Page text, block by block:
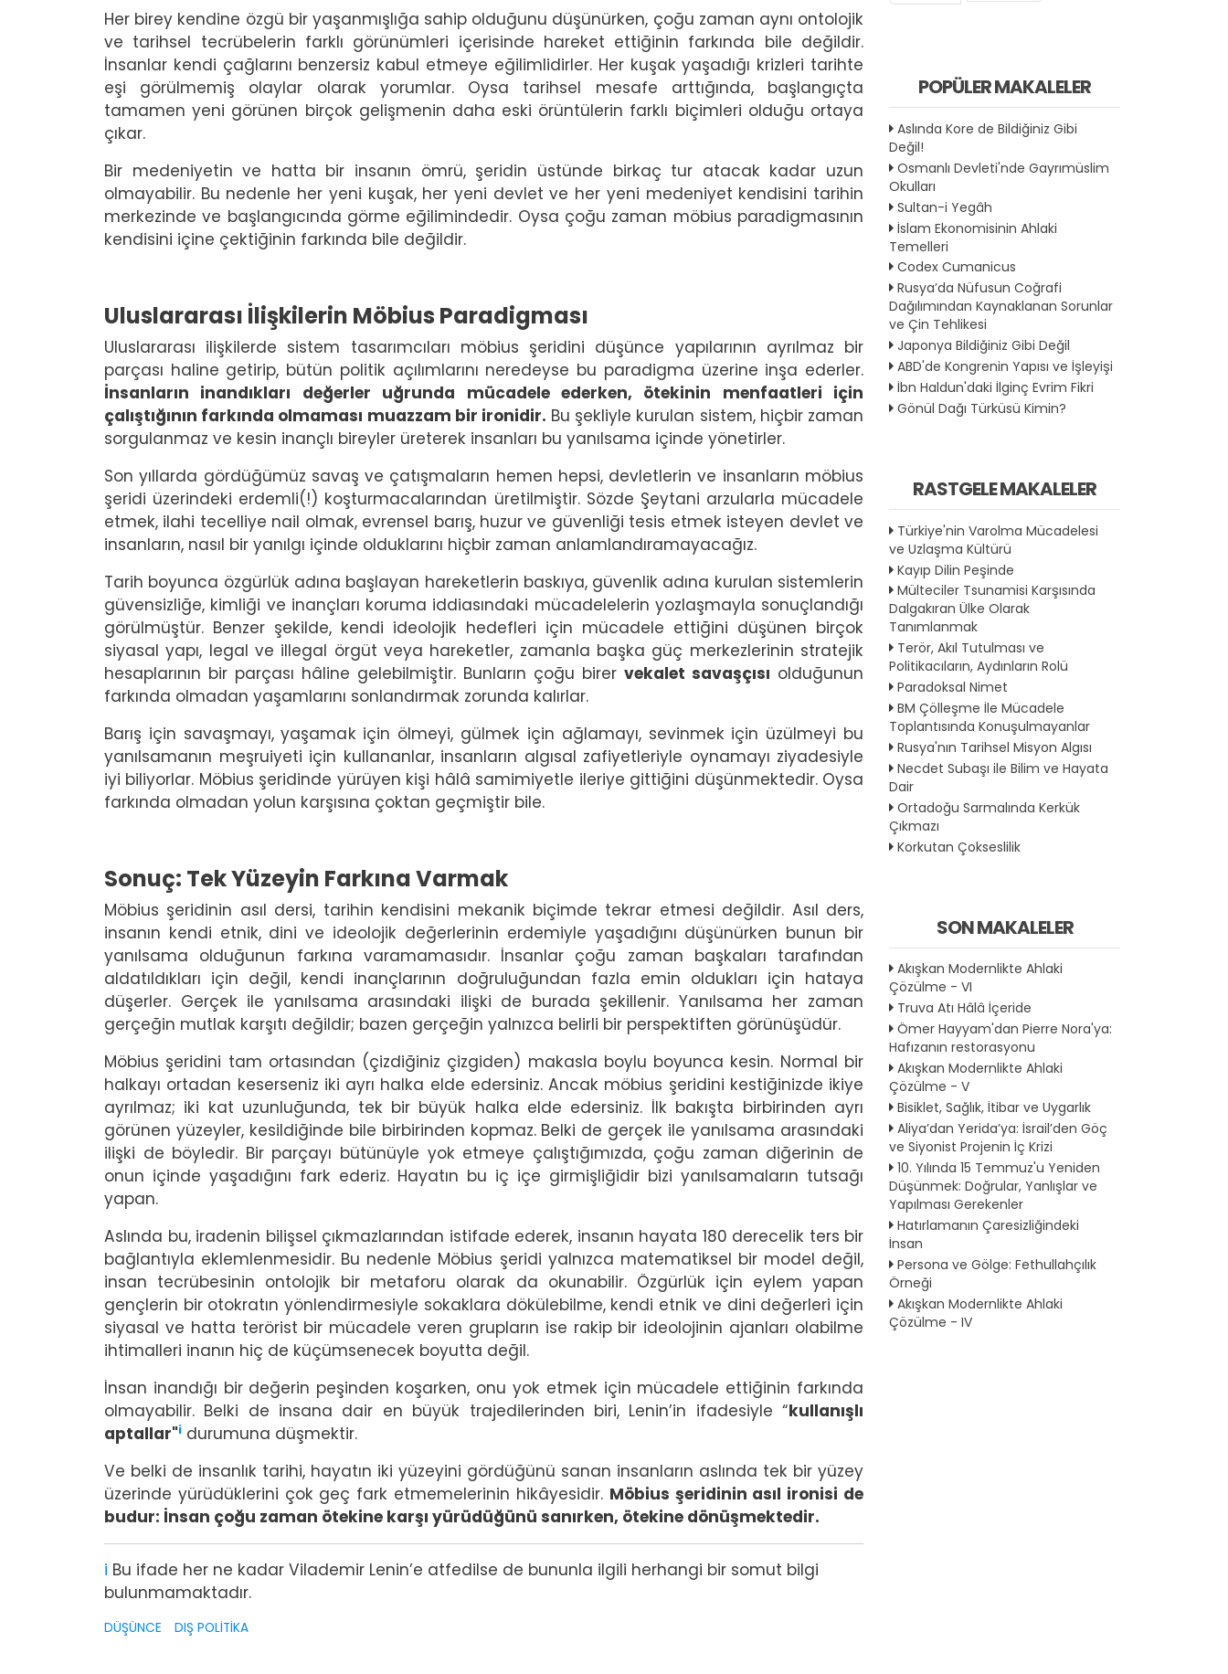
Her birey kendine özgü bir yaşanmışlığa sahip olduğunu düşünürken, çoğu zaman aynı ontolojik
ve tarihsel tecrübelerin farklı görünümleri içerisinde hareket ettiğinin farkında bile değildir.
İnsanlar kendi çağlarını benzersiz kabul etmeye eğilimlidirler. Her kuşak yaşadığı krizleri tarihte
eşi görülmemiş olaylar olarak yorumlar. Oysa tarihsel mesafe arttığında, başlangıçta
tamamen yeni görünen birçok gelişmenin daha eski örüntülerin farklı biçimleri olduğu ortaya
çıkar.
Bir medeniyetin ve hatta bir insanın ömrü, şeridin üstünde birkaç tur atacak kadar uzun
olmayabilir. Bu nedenle her yeni kuşak, her yeni devlet ve her yeni medeniyet kendisini tarihin
merkezinde ve başlangıcında görme eğilimindedir. Oysa çoğu zaman möbius paradigmasının
kendisini içine çektiğinin farkında bile değildir.
Uluslararası İlişkilerin Möbius Paradigması
Uluslararası ilişkilerde sistem tasarımcıları möbius şeridini düşünce yapılarının ayrılmaz bir
parçası haline getirip, bütün politik açılımlarını neredeyse bu paradigma üzerine inşa ederler.
İnsanların inandıkları değerler uğrunda mücadele ederken, ötekinin menfaatleri için
çalıştığının farkında olmaması muazzam bir ironidir. Bu şekliyle kurulan sistem, hiçbir zaman
sorgulanmaz ve kesin inançlı bireyler üreterek insanları bu yanılsama içinde yönetirler.
Son yıllarda gördüğümüz savaş ve çatışmaların hemen hepsi, devletlerin ve insanların möbius
şeridi üzerindeki erdemli(!) koşturmacalarından üretilmiştir. Sözde Şeytani arzularla mücadele
etmek, ilahi tecelliye nail olmak, evrensel barış, huzur ve güvenliği tesis etmek isteyen devlet ve
insanların, nasıl bir yanılgı içinde olduklarını hiçbir zaman anlamlandıramayacağız.
Tarih boyunca özgürlük adına başlayan hareketlerin baskıya, güvenlik adına kurulan sistemlerin
güvensizliğe, kimliği ve inançları koruma iddiasındaki mücadelelerin yozlaşmayla sonuçlandığı
görülmüştür. Benzer şekilde, kendi ideolojik hedefleri için mücadele ettiğini düşünen birçok
siyasal yapı, legal ve illegal örgüt veya hareketler, zamanla başka güç merkezlerinin stratejik
hesaplarının bir parçası hâline gelebilmiştir. Bunların çoğu birer vekalet savaşçısı olduğunun
farkında olmadan yaşamlarını sonlandırmak zorunda kalırlar.
Barış için savaşmayı, yaşamak için ölmeyi, gülmek için ağlamayı, sevinmek için üzülmeyi bu
yanılsamanın meşruiyeti için kullananlar, insanların algısal zafiyetleriyle oynamayı ziyadesiyle
iyi biliyorlar. Möbius şeridinde yürüyen kişi hâlâ samimiyetle ileriye gittiğini düşünmektedir. Oysa
farkında olmadan yolun karşısına çoktan geçmiştir bile.
Sonuç: Tek Yüzeyin Farkına Varmak
Möbius şeridinin asıl dersi, tarihin kendisini mekanik biçimde tekrar etmesi değildir. Asıl ders,
insanın kendi etnik, dini ve ideolojik değerlerinin erdemiyle yaşadığını düşünürken bunun bir
yanılsama olduğunun farkına varamamasıdır. İnsanlar çoğu zaman başkaları tarafından
aldatıldıkları için değil, kendi inançlarının doğruluğundan fazla emin oldukları için hataya
düşerler. Gerçek ile yanılsama arasındaki ilişki de burada şekillenir. Yanılsama her zaman
gerçeğin mutlak karşıtı değildir; bazen gerçeğin yalnızca belirli bir perspektiften görünüşüdür.
Möbius şeridini tam ortasından (çizdiğiniz çizgiden) makasla boylu boyunca kesin. Normal bir
halkayı ortadan keserseniz iki ayrı halka elde edersiniz. Ancak möbius şeridini kestiğinizde ikiye
ayrılmaz; iki kat uzunluğunda, tek bir büyük halka elde edersiniz. İlk bakışta birbirinden ayrı
görünen yüzeyler, kesildiğinde bile birbirinden kopmaz. Belki de gerçek ile yanılsama arasındaki
ilişki de böyledir. Bir parçayı bütünüyle yok etmeye çalıştığımızda, çoğu zaman diğerinin de
onun içinde yaşadığını fark ederiz. Hayatın bu iç içe girmişliğidir bizi yanılsamaların tutsağı
yapan.
Aslında bu, iradenin bilişsel çıkmazlarından istifade ederek, insanın hayata 180 derecelik ters bir
bağlantıyla eklemlenmesidir. Bu nedenle Möbius şeridi yalnızca matematiksel bir model değil,
insan tecrübesinin ontolojik bir metaforu olarak da okunabilir. Özgürlük için eylem yapan
gençlerin bir otokratın yönlendirmesiyle sokaklara dökülebilme, kendi etnik ve dini değerleri için
siyasal ve hatta terörist bir mücadele veren grupların ise rakip bir ideolojinin ajanları olabilme
ihtimalleri inanın hiç de küçümsenecek boyutta değil.
İnsan inandığı bir değerin peşinden koşarken, onu yok etmek için mücadele ettiğinin farkında
olmayabilir. Belki de insana dair en büyük trajedilerinden biri, Lenin’in ifadesiyle “kullanışlı
aptallar"i durumuna düşmektir.
Ve belki de insanlık tarihi, hayatın iki yüzeyini gördüğünü sanan insanların aslında tek bir yüzey
üzerinde yürüdüklerini çok geç fark etmemelerinin hikâyesidir. Möbius şeridinin asıl ironisi de
budur: İnsan çoğu zaman ötekine karşı yürüdüğünü sanırken, ötekine dönüşmektedir.
i Bu ifade her ne kadar Vilademir Lenin’e atfedilse de bununla ilgili herhangi bir somut bilgi
bulunmamaktadır.
DÜŞÜNCE DIŞ POLİTİKA
POPÜLER MAKALELER
Aslında Kore de Bildiğiniz Gibi
Değil!
Osmanlı Devleti'nde Gayrımüslim
Okulları
Sultan-i Yegâh
İslam Ekonomisinin Ahlaki
Temelleri
Codex Cumanicus
Rusya’da Nüfusun Coğrafi
Dağılımından Kaynaklanan Sorunlar
ve Çin Tehlikesi
Japonya Bildiğiniz Gibi Değil
ABD'de Kongrenin Yapısı ve İşleyişi
İbn Haldun'daki İlginç Evrim Fikri
Gönül Dağı Türküsü Kimin?
RASTGELE MAKALELER
Türkiye'nin Varolma Mücadelesi
ve Uzlaşma Kültürü
Kayıp Dilin Peşinde
Mülteciler Tsunamisi Karşısında
Dalgakıran Ülke Olarak
Tanımlanmak
Terör, Akıl Tutulması ve
Politikacıların, Aydınların Rolü
Paradoksal Nimet
BM Çölleşme İle Mücadele
Toplantısında Konuşulmayanlar
Rusya'nın Tarihsel Misyon Algısı
Necdet Subaşı ile Bilim ve Hayata
Dair
Ortadoğu Sarmalında Kerkük
Çıkmazı
Korkutan Çokseslilik
SON MAKALELER
Akışkan Modernlikte Ahlaki
Çözülme - VI
Truva Atı Hâlâ İçeride
Ömer Hayyam'dan Pierre Nora'ya:
Hafızanın restorasyonu
Akışkan Modernlikte Ahlaki
Çözülme - V
Bisiklet, Sağlık, İtibar ve Uygarlık
Aliya’dan Yerida’ya: İsrail’den Göç
ve Siyonist Projenin İç Krizi
10. Yılında 15 Temmuz'u Yeniden
Düşünmek: Doğrular, Yanlışlar ve
Yapılması Gerekenler
Hatırlamanın Çaresizliğindeki
İnsan
Persona ve Gölge: Fethullahçılık
Örneği
Akışkan Modernlikte Ahlaki
Çözülme - IV